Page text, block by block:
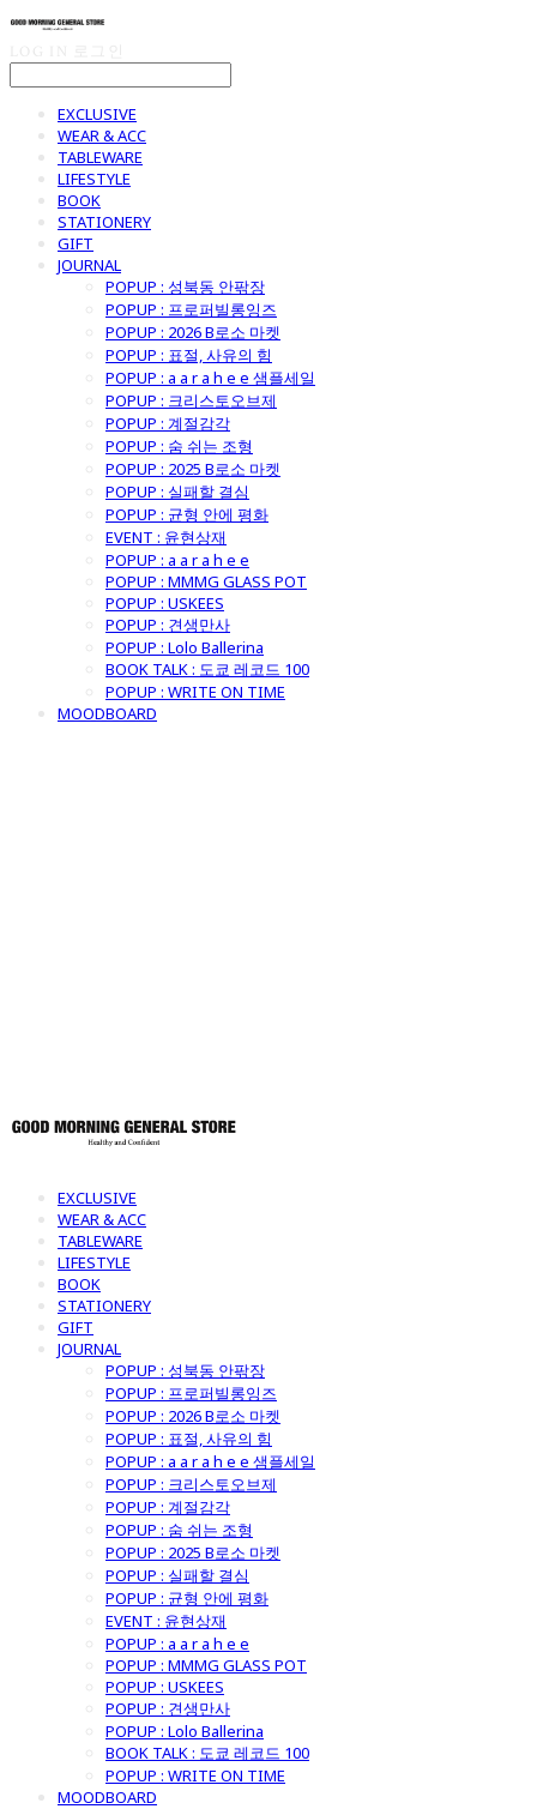
EXCLUSIVE
WEAR & ACC
TABLEWARE
LIFESTYLE
BOOK
STATIONERY
GIFT
JOURNAL
POPUP : 성북동 안팎장
POPUP : 프로퍼빌롱잉즈
POPUP : 2026 B로소 마켓
POPUP : 표절, 사유의 힘
POPUP : a a r a h e e 샘플세일
POPUP : 크리스토오브제
POPUP : 계절감각
POPUP : 숨 쉬는 조형
POPUP : 2025 B로소 마켓
POPUP : 실패할 결심
POPUP : 균형 안에 평화
EVENT : 윤현상재
POPUP : a a r a h e e
POPUP : MMMG GLASS POT
POPUP : USKEES
POPUP : 견생만사
POPUP : Lolo Ballerina
BOOK TALK : 도쿄 레코드 100
POPUP : WRITE ON TIME
MOODBOARD
EXCLUSIVE
WEAR & ACC
TABLEWARE
LIFESTYLE
BOOK
STATIONERY
GIFT
JOURNAL
POPUP : 성북동 안팎장
POPUP : 프로퍼빌롱잉즈
POPUP : 2026 B로소 마켓
POPUP : 표절, 사유의 힘
POPUP : a a r a h e e 샘플세일
POPUP : 크리스토오브제
POPUP : 계절감각
POPUP : 숨 쉬는 조형
POPUP : 2025 B로소 마켓
POPUP : 실패할 결심
POPUP : 균형 안에 평화
EVENT : 윤현상재
POPUP : a a r a h e e
POPUP : MMMG GLASS POT
POPUP : USKEES
POPUP : 견생만사
POPUP : Lolo Ballerina
BOOK TALK : 도쿄 레코드 100
POPUP : WRITE ON TIME
MOODBOARD